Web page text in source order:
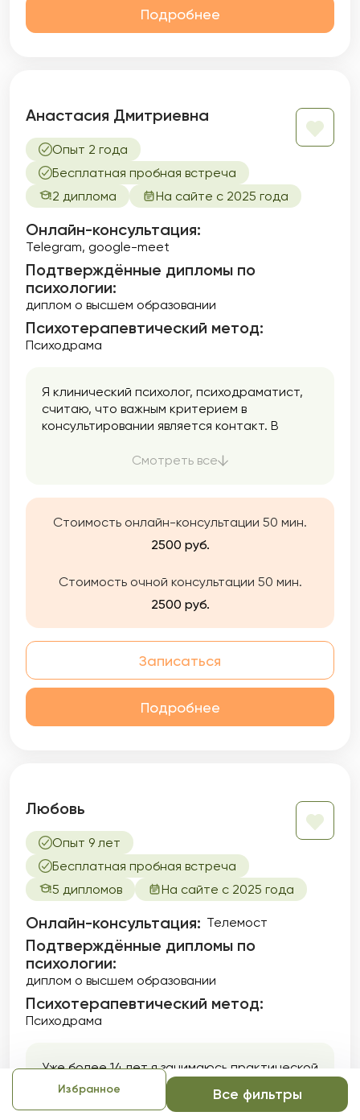
Избранное Все фильтры
Подробнее
Анастасия Дмитриевна
Опыт 2 года
Бесплатная пробная встреча
2 диплома
На сайте с 2025 года
Онлайн-консультация:
Telegram, google-meet
Подтверждённые дипломы по
психологии:
диплом о высшем образовании
Психотерапевтический метод:
Психодрама
Я клинический психолог, психодраматист,
считаю, что важным критерием в
консультировании является контакт. В
вместе разбираться с этой сложностью.
длительные отношения с партнером,
отношения с детьми, синдром отличника,
самозванца, отношения с родителями,
Смотреть все
Стоимость онлайн-консультации 50 мин.
2500 руб.
Стоимость очной консультации 50 мин.
2500 руб.
Записаться
Подробнее
Любовь
Опыт 9 лет
Бесплатная пробная встреча
5 дипломов
На сайте с 2025 года
Онлайн-консультация: Телемост
Подтверждённые дипломы по
психологии:
диплом о высшем образовании
Психотерапевтический метод:
Психодрама
Уже более 14 лет я занимаюсь практической
психологией и помогаю людям в решении их
психологических проблем, индивидуально и